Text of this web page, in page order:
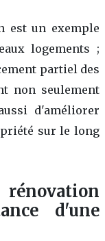
est un exemple
logements ;
partiel des
non seulement
d'améliorer
sur le long
d'une